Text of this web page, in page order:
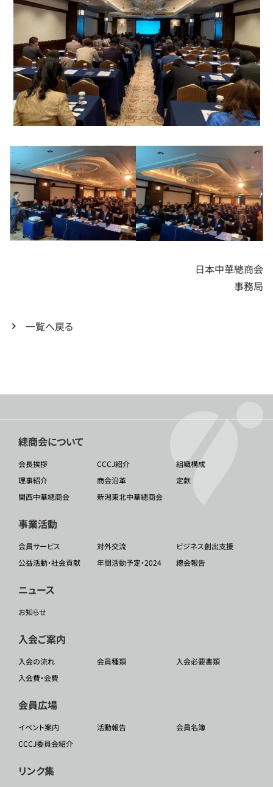
日本中華總商会
事務局
一覧へ戻る
總商会について
会長挨拶 CCCJ紹介
組織構成
理事紹介
商会沿革
定款
関西中華總商会
新潟東北中華總商会
事業活動
会員サービス 対外交流
ビジネス創出支援
公益活動・社会貢献
年間活動予定・2024 總会報告
ニュース
お知らせ
入会ご案内
入会の流れ 会員種類
入会必要書類
入会費・会費
会員広場
イベント案内 活動報告
会員名簿
CCCJ委員会紹介
リンク集